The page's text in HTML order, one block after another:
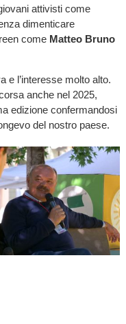
attivisti come
dimenticare
come Matteo Bruno
e l’interesse molto alto.
anche nel 2025,
edizione confermandosi
del nostro paese.